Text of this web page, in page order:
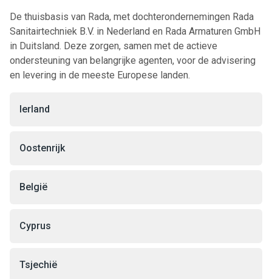
De thuisbasis van Rada, met dochterondernemingen Rada
Sanitairtechniek B.V. in Nederland en Rada Armaturen GmbH
in Duitsland. Deze zorgen, samen met de actieve
ondersteuning van belangrijke agenten, voor de advisering
en levering in de meeste Europese landen.
Ierland
Oostenrijk
België
Cyprus
Tsjechië